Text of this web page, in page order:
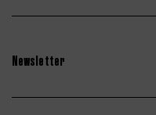
Newsletter